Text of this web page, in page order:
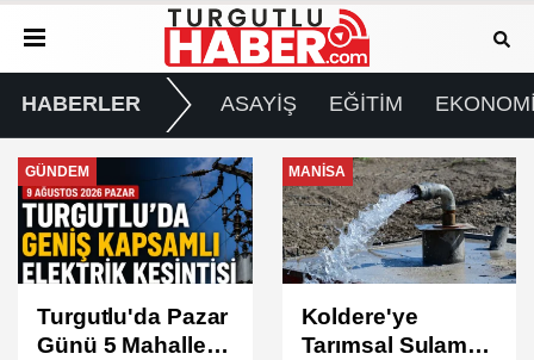
HABERLER ASAYİŞ EĞİTİM
MANİSA
Koldere'ye
Tarımsal Sulama
GÜNDEM
Manisa'da 1.200
Kınalı Keklik